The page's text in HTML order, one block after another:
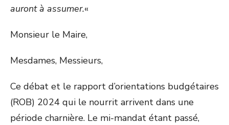
auront à assumer.«
Monsieur le Maire,
Mesdames, Messieurs,
Ce débat et le rapport d’orientations budgétaires
(ROB) 2024 qui le nourrit arrivent dans une
période charnière. Le mi-mandat étant passé,